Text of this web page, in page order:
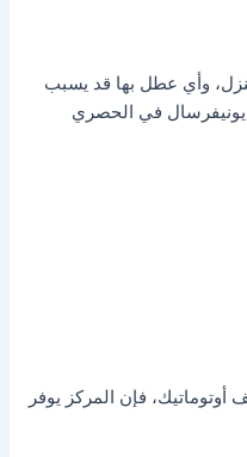
وأي عطل بها قد يسبب
يونيفرسال في الحصري
فإن المركز يوفر